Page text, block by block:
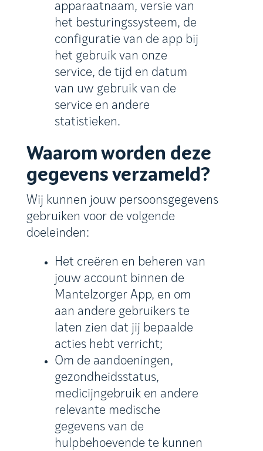
apparaatnaam, versie van
het besturingssysteem, de
configuratie van de app bij
het gebruik van onze
service, de tijd en datum
van uw gebruik van de
service en andere
statistieken.
Waarom worden deze
gegevens verzameld?
Wij kunnen jouw persoonsgegevens
gebruiken voor de volgende
doeleinden:
Het creëren en beheren van
jouw account binnen de
Mantelzorger App, en om
aan andere gebruikers te
laten zien dat jij bepaalde
acties hebt verricht;
Om de aandoeningen,
gezondheidsstatus,
medicijngebruik en andere
relevante medische
gegevens van de
hulpbehoevende te kunnen